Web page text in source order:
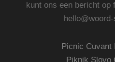
kunt ons een bericht op
Picnic Cuvant
Piknik Slovo